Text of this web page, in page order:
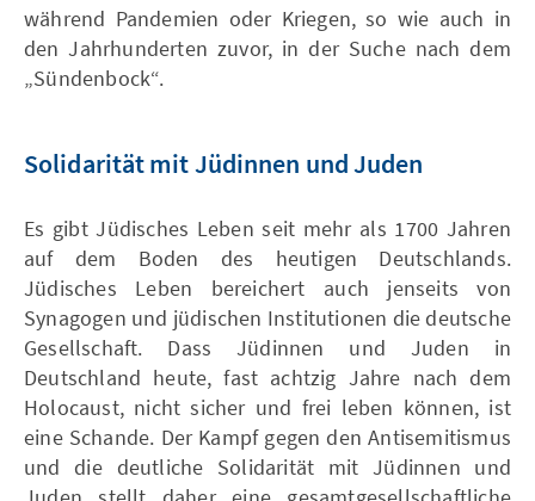
während Pandemien oder Kriegen, so wie auch in
den Jahrhunderten zuvor, in der Suche nach dem
„Sündenbock“.
Solidarität mit Jüdinnen und Juden
Es gibt Jüdisches Leben seit mehr als 1700 Jahren
auf dem Boden des heutigen Deutschlands.
Jüdisches Leben bereichert auch jenseits von
Synagogen und jüdischen Institutionen die deutsche
Gesellschaft. Dass Jüdinnen und Juden in
Deutschland heute, fast achtzig Jahre nach dem
Holocaust, nicht sicher und frei leben können, ist
eine Schande. Der Kampf gegen den Antisemitismus
und die deutliche Solidarität mit Jüdinnen und